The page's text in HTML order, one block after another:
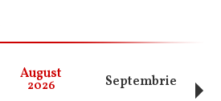
August
2026 Septembrie